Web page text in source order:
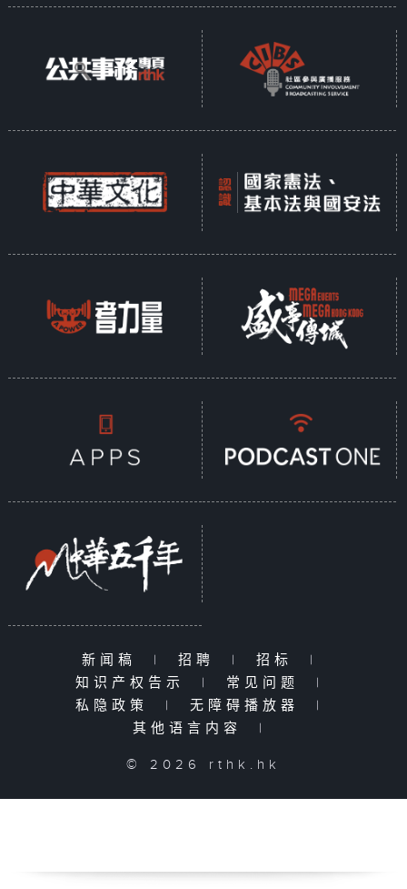
新闻稿 | 招聘 | 招标
|
知识产权告示
| 常见问题
|
私隐政策
| 无障碍播放器
|
其他语言内容
|
© 2026 rthk.hk